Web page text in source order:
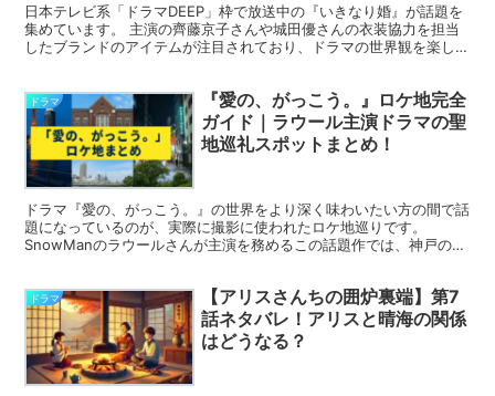
日本テレビ系「ドラマDEEP」枠で放送中の『いきなり婚』が話題を
集めています。 主演の齊藤京子さんや城田優さんの衣装協力を担当
したブランドのアイテムが注目されており、ドラマの世界観を楽しめ
ドラマ
『愛の、がっこう。』ロケ地完全
ガイド｜ラウール主演ドラマの聖
地巡礼スポットまとめ！
ドラマ『愛の、がっこう。』の世界をより深く味わいたい方の間で話
題になっているのが、実際に撮影に使われたロケ地巡りです。
SnowManのラウールさんが主演を務めるこの話題作では、神戸の港
ドラマ
【アリスさんちの囲炉裏端】第7
話ネタバレ！アリスと晴海の関係
はどうなる？